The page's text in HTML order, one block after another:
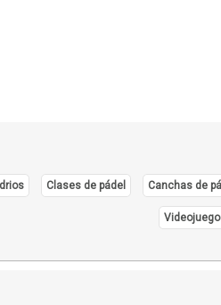
Clases de pádel Canchas de